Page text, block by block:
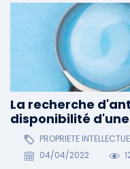
La recherche
disponibilité
PROPRIETE
04/04/2022